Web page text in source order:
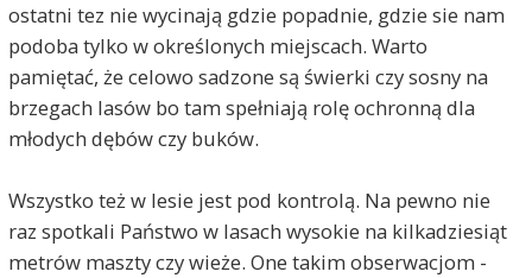
ostatni tez nie wycinają gdzie popadnie, gdzie sie nam
podoba tylko w określonych miejscach. Warto
pamiętać, że celowo sadzone są świerki czy sosny na
brzegach lasów bo tam spełniają rolę ochronną dla
młodych dębów czy buków.
Wszystko też w lesie jest pod kontrolą. Na pewno nie
raz spotkali Państwo w lasach wysokie na kilkadziesiąt
metrów maszty czy wieże. One takim obserwacjom -